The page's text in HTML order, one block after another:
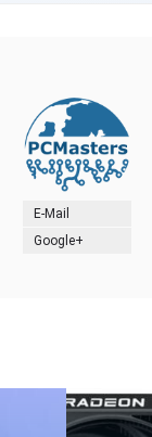
E-Mail
Google+